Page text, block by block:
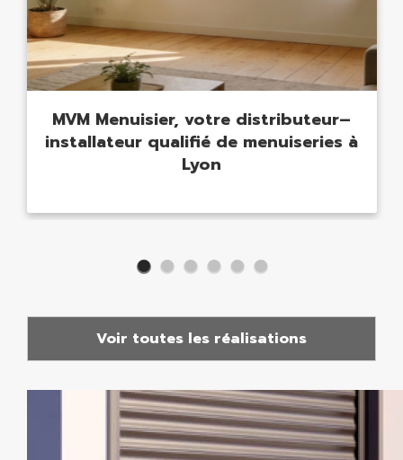
MVM Menuisier, votre distributeur–
installateur qualifié de menuiseries à
Lyon
Voir toutes les réalisations